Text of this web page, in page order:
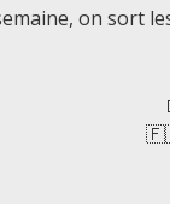
on sort